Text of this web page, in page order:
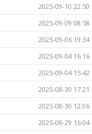
2025-09-10 22:50
2025-09-09 08:58
2025-09-06 19:34
2025-09-04 16:16
2025-09-04 15:42
2025-08-30 17:21
2025-08-30 12:06
2025-08-29 16:04